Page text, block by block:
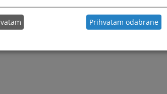
Prihvatam odabrane